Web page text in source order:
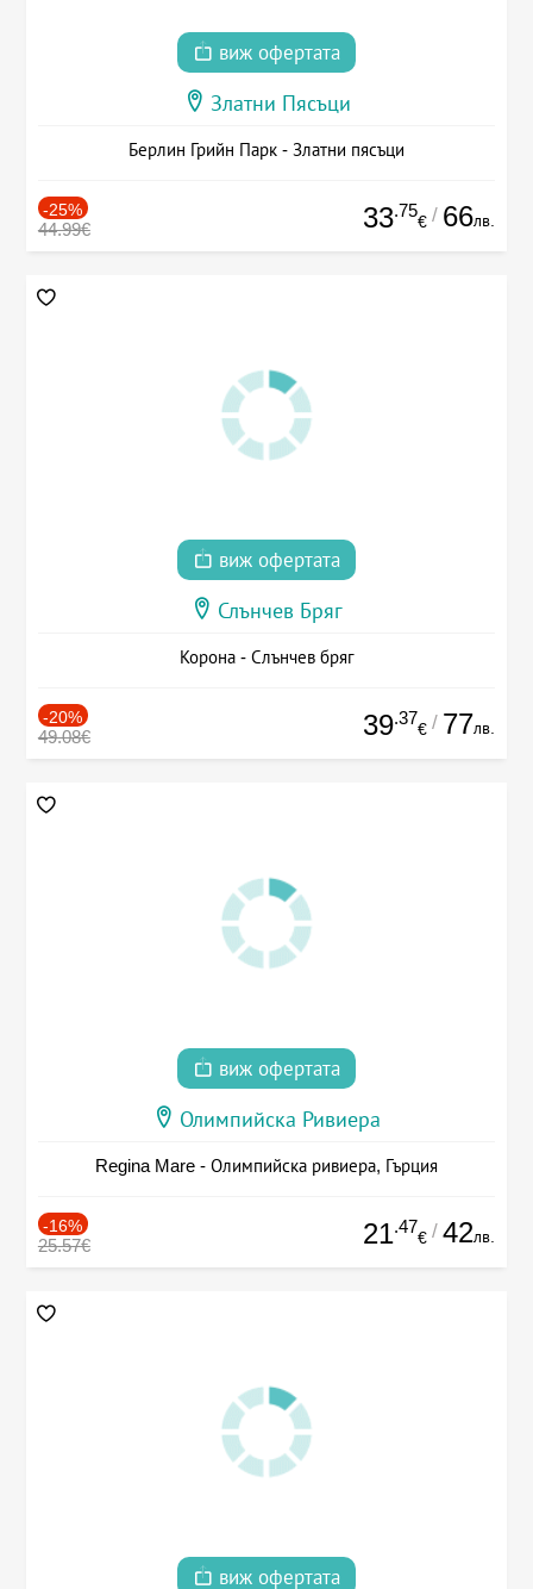
виж офертата
Златни Пясъци
Берлин Грийн Парк - Златни пясъци
-25%
44.99€ 33.75
€ / 66лв.
виж офертата
Слънчев Бряг
Корона - Слънчев бряг
-20%
49.08€ 39.37
€ / 77лв.
виж офертата
Олимпийска Ривиера
Regina Mare - Олимпийска ривиера, Гърция
-16%
25.57€ 21.47
€ / 42лв.
виж офертата